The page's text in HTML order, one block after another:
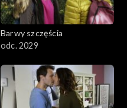
Barwy szczęścia
odc. 2029